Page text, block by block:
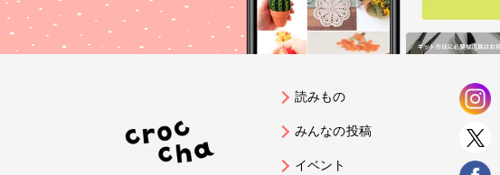
読みもの
みんなの投稿
イベント